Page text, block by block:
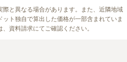
と異なる場合があります。また、近隣地域
ト独自で算出した価格が一部含まれていま
資料請求にてご確認ください。